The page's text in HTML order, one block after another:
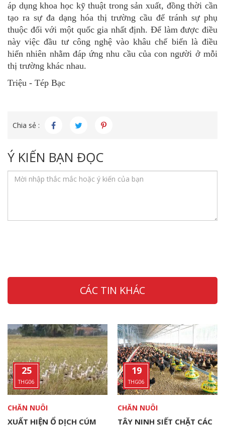
áp dụng khoa học kỹ thuật trong sản xuất, đồng thời cần
tạo ra sự đa dạng hóa thị trường cầu để tránh sự phụ
thuộc đối với một quốc gia nhất định. Để làm được điều
này việc đầu tư công nghệ vào khâu chế biến là điều
hiển nhiên nhằm đáp ứng nhu cầu của con người ở mỗi
thị trường khác nhau.
Triệu - Tép Bạc
Chia sẻ :
Ý KIẾN BẠN ĐỌC
CÁC TIN KHÁC
25
THG06
CHĂN NUÔI
XUẤT HIỆN Ổ DỊCH CÚM
19
THG06
CHĂN NUÔI
TÂY NINH SIẾT CHẶT CÁC